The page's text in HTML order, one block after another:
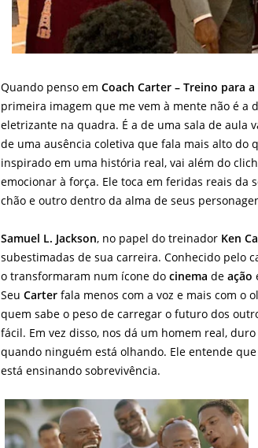
Quando penso emCoach Carter – Treino para a
primeira imagem que me vem à mente não é a
eletrizante na quadra. É a de uma sala de aula
de uma ausência coletiva que fala mais alto
inspirado em uma história real, vai além do
emocionar à força. Ele toca em feridas reais da
chão e outro dentro da alma de seus
Samuel L. Jackson, no papel do treinador Ken
subestimadas de sua carreira. Conhecido pelo
o transformaram num ícone docinema deação
SeuCarter fala menos com a voz e mais com o
quem sabe o peso de carregar o futuro dos
fácil. Em vez disso, nos dá um homem real,
quando ninguém está olhando. Ele entende
está ensinando sobrevivência.